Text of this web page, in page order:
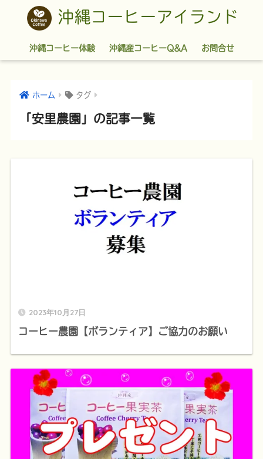
沖縄コーヒーアイランド
沖縄コーヒー体験 沖縄産コーヒーQ&A お問合せ
ホーム タグ
「安里農園」の記事一覧
2023年10月27日
コーヒー農園【ボランティア】ご協力のお願い